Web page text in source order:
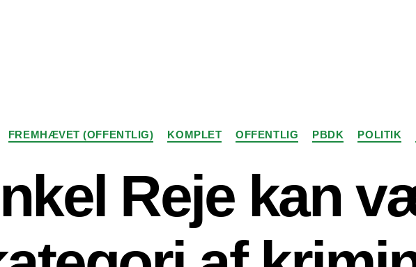
Kategorier
FREMHÆVET (OFFENTLIG) KOMPLET OFFENTLIG PBDK POLITIK
Reje kan